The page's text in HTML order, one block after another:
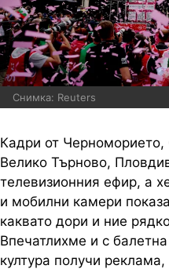
Снимка: Reuters
Кадри от Черноморието,
Велико Търново,
телевизионния ефир, а
и мобилни камери
каквато дори и ние
Впечатлихме и с
култура получи